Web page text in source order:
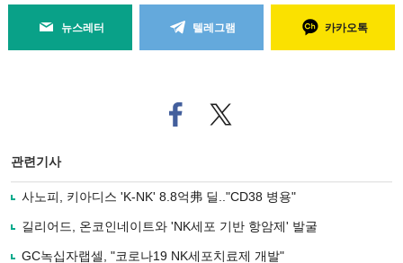
뉴스레터 텔레그램 카카오톡
페
이
로
사
유
트위
터로
관련기사
사노피, 키아디스 'K-NK' 8.8억弗 딜.."CD38 병용"
길리어드, 온코인네이트와 'NK세포 기반 항암제' 발굴
GC녹십자랩셀, "코로나19 NK세포치료제 개발"